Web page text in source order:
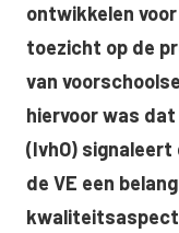
ontwikkelen
toezicht op de
van
hiervoor was
(IvhO)
de VE een